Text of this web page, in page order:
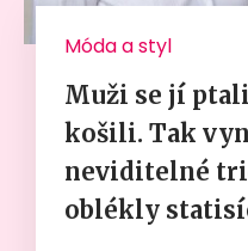
Móda a styl
Muži se jí
košili. Tak
neviditelné
oblékly